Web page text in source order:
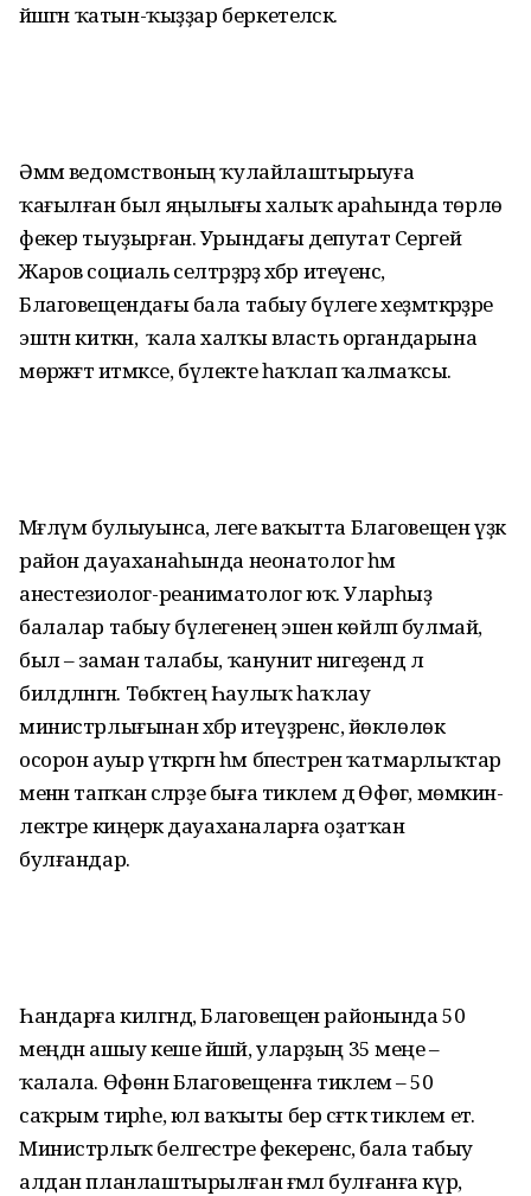
йәшәгән ҡатын-ҡыҙҙар бер­кетеләсәк.
Әммә ведомствоның ҡулай­лаштырыуға
ҡағылған был яңы­лығы халыҡ араһында төрлө
фекер тыуҙырған. Урындағы депутат Сергей
Жаров социаль селтәрҙәрҙә хәбәр итеүенсә,
Благовещендағы бала табыу бүлеге хеҙмәткәрҙәре
эштән киткән, ә ҡала халҡы власть органдарына
мөрәжәғәт итмәксе, бүлекте һаҡлап ҡалмаҡсы.
Мәғлүм булыуынса, әлеге ваҡытта Благовещен үҙәк
район дауаханаһында неонатолог һәм
анестезиолог-реаниматолог юҡ. Уларһыҙ
балалар табыу бүлегенең эшен көйләп булмай,
был – заман талабы, ҡануниәт нигеҙендә лә
билдәләнгән. Төбәктең Һаулыҡ һаҡлау
министрлығынан хәбәр итеүҙәренсә, йөклөлөк
осорон ауыр үткәргән һәм бәпестәрен ҡатмар­лыҡтар
менән тапҡан әсә­ләрҙе быға тиклем дә Өфөгә, мөмкин­
лектәре киңерәк дауаханаларға оҙатҡан
булғандар.
Һандарға килгәндә, Благовещен районында 50
меңдән ашыу кеше йәшәй, уларҙың 35 меңе –
ҡалала. Өфөнән Благовещенға тиклем – 50
саҡрым тирәһе, юл ваҡыты бер сәғәткә тиклем етә.
Министрлыҡ белгестәре фекеренсә, бала табыу
алдан планлаштырылған ғәмәл булғанға күрә,